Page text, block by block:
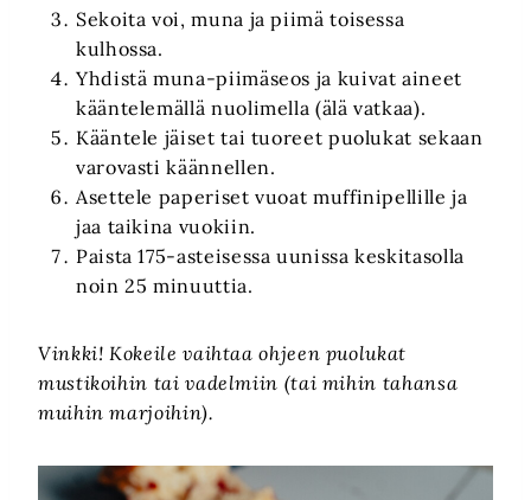
Sekoita voi, muna ja piimä toisessa
kulhossa.
Yhdistä muna-piimäseos ja kuivat aineet
kääntelemällä nuolimella (älä vatkaa).
Kääntele jäiset tai tuoreet puolukat sekaan
varovasti käännellen.
Asettele paperiset vuoat muffinipellille ja
jaa taikina vuokiin.
Paista 175-asteisessa uunissa keskitasolla
noin 25 minuuttia.
Vinkki! Kokeile vaihtaa ohjeen puolukat
mustikoihin tai vadelmiin (tai mihin tahansa
muihin marjoihin).